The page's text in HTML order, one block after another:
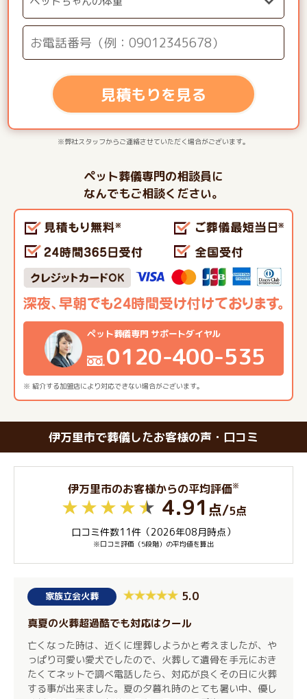
見積もりを見る
※弊社スタッフからご連絡させていただく場合がございます。
ペット葬儀専門の相談員に
なんでもご相談ください。
※ 紹介する加盟店により対応できない場合がございます。
ペット葬儀専門 サポートダイヤル
0120-400-535
伊万里市で葬儀したお客様の声・口コミ
伊万里市のお客様からの平均評価※
4.91 点/5点
口コミ件数11件（2026年08月時点）
※口コミ評価（5段階）の平均値を算出
家族立会火葬 5.0
真夏の火葬超過酷でも対応はクール
亡くなった時は、近くに埋葬しようかと考えましたが、や
っぱり可愛い愛犬でしたので、火葬して遺骨を手元におき
たくてネットで調べ電話したら、対応が良くその日に火葬
する事が出来ました。夏の夕暮れ時のとても暑い中、優し